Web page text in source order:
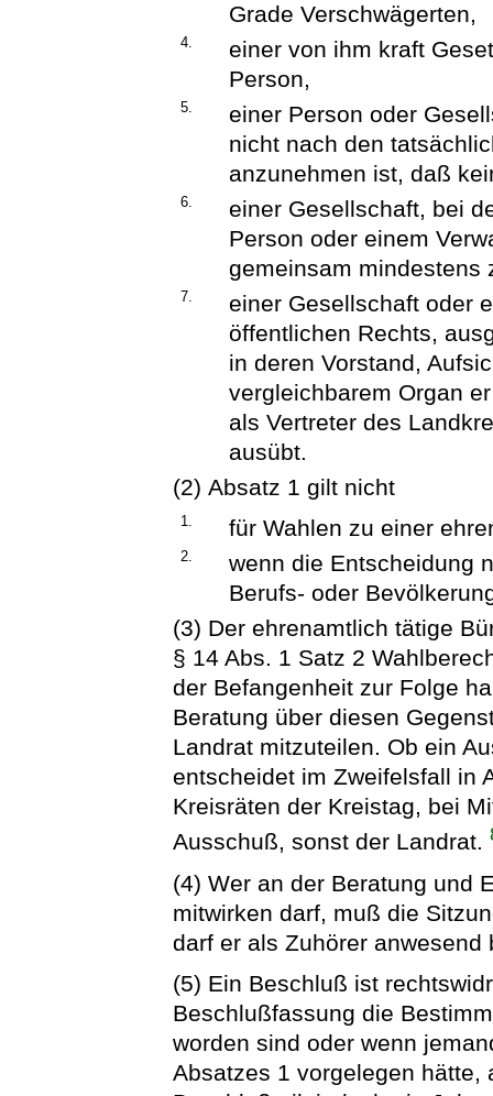
Grade Verschwägerten,
4.
einer von ihm kraft
Person,
5.
einer Person oder
nicht nach den
anzunehmen ist, daß
6.
einer Gesellschaft, bei
Person oder einem
gemeinsam mindestens
7.
einer Gesellschaft oder
öffentlichen Rechts,
in deren Vorstand,
vergleichbarem Organ
als Vertreter des
ausübt.
(2) Absatz 1 gilt nicht
1. für Wahlen zu einer
2.
wenn die Entscheidung
Berufs- oder
(3) Der ehrenamtlich tätige
§ 14 Abs. 1 Satz 2
der Befangenheit zur Folge
Beratung über diesen
Landrat mitzuteilen. Ob ein
entscheidet im Zweifelsfall in
Kreisräten der Kreistag, bei
Ausschuß, sonst der Landrat.
(4) Wer an der Beratung und
mitwirken darf, muß die
darf er als Zuhörer anwesend
(5) Ein Beschluß ist
Beschlußfassung die
worden sind oder wenn
Absatzes 1 vorgelegen hätte,